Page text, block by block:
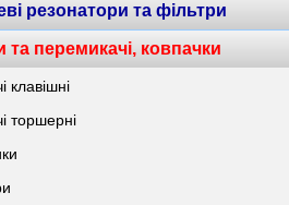
резонатори та фільтри
та перемикачі, ковпачки
клавішні
торшерні